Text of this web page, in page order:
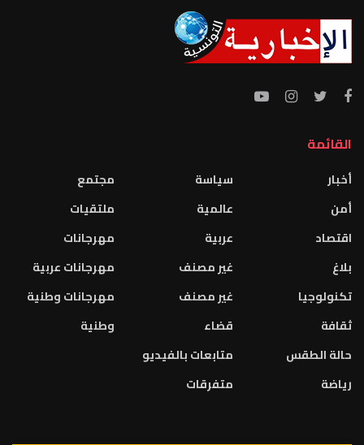
القائمة
أخبار
أمن
اقتصاد
بلاغ
تكنولوجيا
ثقافة
حالة الطقس
رياضة
سياسة
عالمية
عربية
غير مصنف
غير مصنف
قضاء
متابعات بالفيديو
متفرقات
مجتمع
ملتقيات
مهرجانات
مهرجانات عربية
مهرجانات وطنية
وطنية